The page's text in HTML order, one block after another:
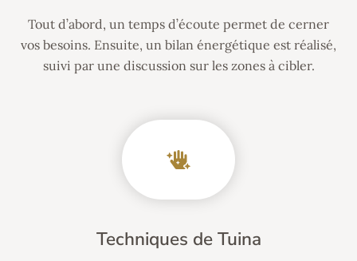
Tout d’abord, un temps d’écoute permet de cerner
vos besoins. Ensuite, un bilan énergétique est réalisé,
suivi par une discussion sur les zones à cibler.
Techniques de Tuina